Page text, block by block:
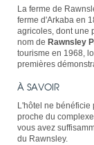
La ferme de
ferme d'Arkaba en
agricoles, dont une
nom de Rawnsley
tourisme en 1968,
premières
À SAVOIR
L'hôtel ne bénéficie
proche du
vous avez
du Rawnsley.